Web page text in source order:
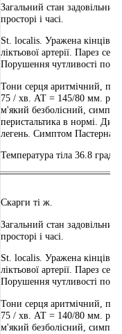
Загальний стан
просторі і часі.
St. localis. Уражена
ліктьової артерії. Парез
Порушення чутливості по
Тони серця аритмічний,
75 / хв. АТ = 145/80 мм. рт.
м'який безболісний,
перистальтика в нормі.
легень. Симптом
Температура тіла 36.8
Скарги ті ж.
Загальний стан
просторі і часі.
St. localis. Уражена
ліктьової артерії. Парез
Порушення чутливості по
Тони серця аритмічний,
75 / хв. АТ = 140/80 мм. рт.
м'який безболісний,